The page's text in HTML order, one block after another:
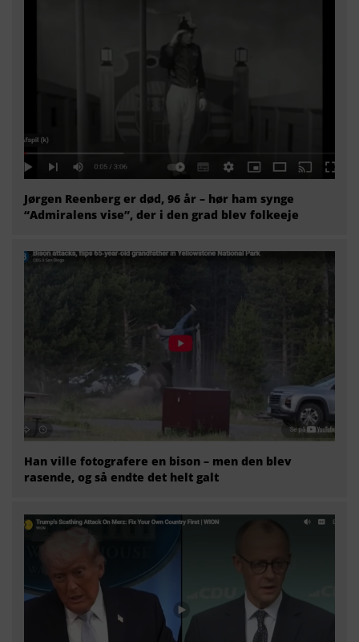
Jørgen Reenberg er død, 96 år – hør ham synge
“Admiralens vise”, der i den grad blev folkeeje
Han ville fotografere en bison – men den blev
rasende, og så endte det helt galt